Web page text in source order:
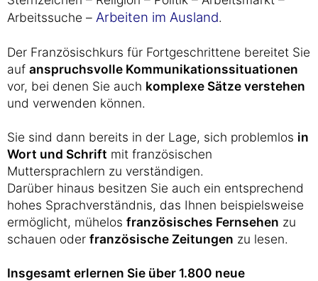
Arbeitssuche – Arbeiten im Ausland.
Der Französischkurs für Fortgeschrittene bereitet Sie
auf anspruchsvolle Kommunikationssituationen
vor, bei denen Sie auch komplexe Sätze verstehen
und verwenden können.
Sie sind dann bereits in der Lage, sich problemlos in
Wort und Schrift mit französischen
Muttersprachlern zu verständigen.
Darüber hinaus besitzen Sie auch ein entsprechend
hohes Sprachverständnis, das Ihnen beispielsweise
ermöglicht, mühelos französisches Fernsehen zu
schauen oder französische Zeitungen zu lesen.
Insgesamt erlernen Sie über 1.800 neue